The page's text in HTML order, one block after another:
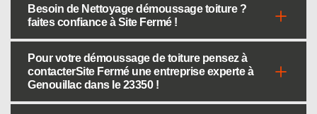
Besoin de Nettoyage démoussage toiture ?
faites confiance à Site Fermé !
Pour votre démoussage de toiture pensez à
contacterSite Fermé une entreprise experte à
Genouillac dans le 23350 !